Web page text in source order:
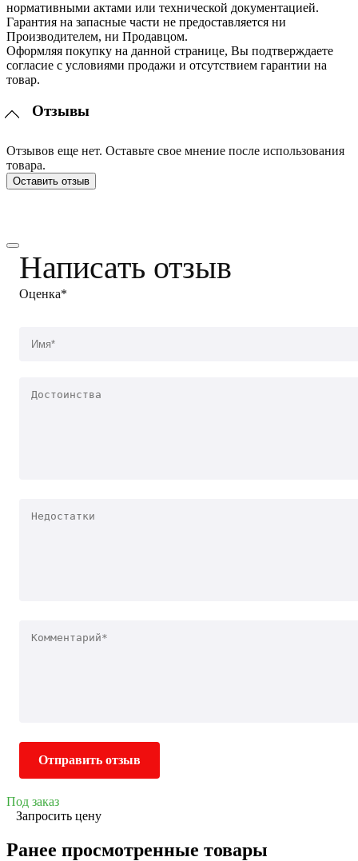
нормативными актами или технической документацией.
Гарантия на запасные части не предоставляется ни
Производителем, ни Продавцом.
Оформляя покупку на данной странице, Вы подтверждаете
согласие с условиями продажи и отсутствием гарантии на
товар.
Отзывы
Отзывов еще нет. Оставьте свое мнение после использования
товара.
Оставить отзыв
Написать отзыв
Оценка*
Отправить отзыв
Под заказ
Запросить цену
Ранее просмотренные товары